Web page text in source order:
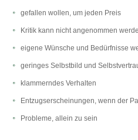
gefallen wollen, um jeden Preis
Kritik kann nicht angenommen
eigene Wünsche und Bedürfnisse
geringes Selbstbild und
klammerndes Verhalten
Entzugserscheinungen, wenn der
Probleme, allein zu sein